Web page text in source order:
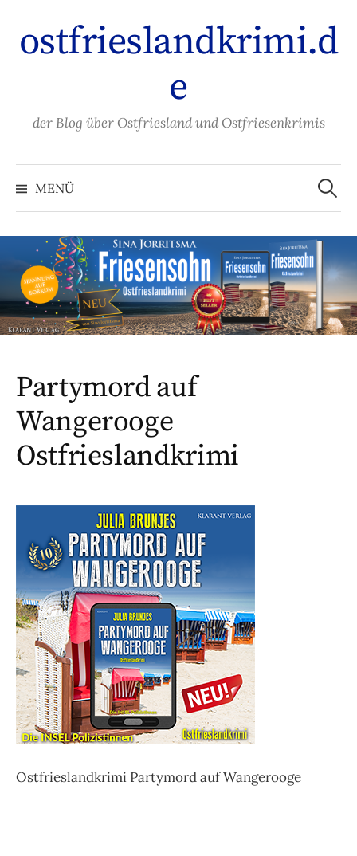
Inhalt
überspringen
ostfrieslandkrimi.d
e
der Blog über Ostfriesland und Ostfriesenkrimis
MENÜ
Suchen
nach:
Partymord auf
Wangerooge
Ostfrieslandkrimi
Ostfrieslandkrimi Partymord auf Wangerooge